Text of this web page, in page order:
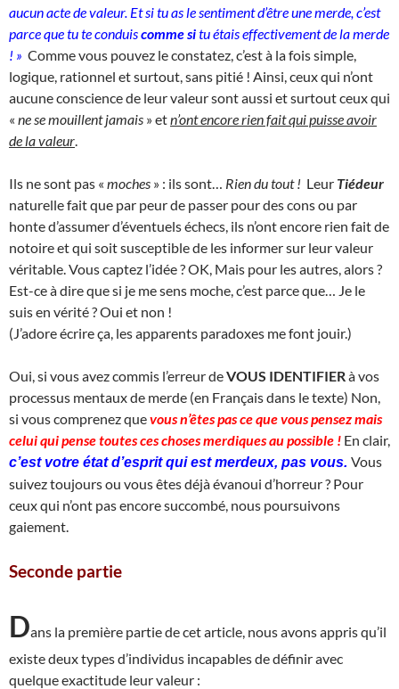
aucun acte de valeur. Et si tu as le sentiment d’être une merde, c’est
parce que tu te conduiscomme situ étais effectivement de la merde
! » Comme vous pouvez le constatez, c’est à la fois simple,
logique, rationnel et surtout, sans pitié ! Ainsi, ceux qui n’ont
aucune conscience de leur valeur sont aussi et surtout ceux qui
« ne se mouillent jamais » etn’ont encore rien fait qui puisse avoir
de la valeur
Ils ne sont pas « moches » : ils sont… Rien du tout ! Leur Tiédeur
naturelle fait que par peur de passer pour des cons ou par
honte d’assumer d’éventuels échecs, ils n’ont encore rien fait de
notoire et qui soit susceptible de les informer sur leur valeur
véritable. Vous captez l’idée ? OK, Mais pour les autres, alors ?
Est-ce à dire que si je me sens moche, c’est parce que… Je le
suis en vérité ? Oui et non !
(J’adore écrire ça, les apparents paradoxes me font jouir.)
Oui, si vous avez commis l’erreur deVOUS IDENTIFIERà vos
processus mentaux de merde (en Français dans le texte) Non,
si vous comprenez quevous n’êtes pas ce que vous pensez mais
celui qui pense toutes ces choses merdiques au possible ! En clair,
c’est votre état d’esprit qui est merdeux, pas vous. Vous
suivez toujours ou vous êtes déjà évanoui d’horreur ? Pour
ceux qui n’ont pas encore succombé, nous poursuivons
gaiement.
Seconde partie
Dans la première partie de cet article, nous avons appris qu’il
existe deux types d’individus incapables de définir avec
quelque exactitude leur valeur :